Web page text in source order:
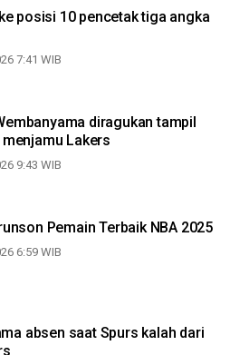
posisi 10 pencetak tiga angka
7:41 WIB
diragukan tampil
Lakers
9:43 WIB
Pemain Terbaik NBA 2025
6:59 WIB
absen saat Spurs kalah dari